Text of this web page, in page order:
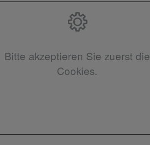
Bitte akzeptieren Sie zuerst die
Cookies.